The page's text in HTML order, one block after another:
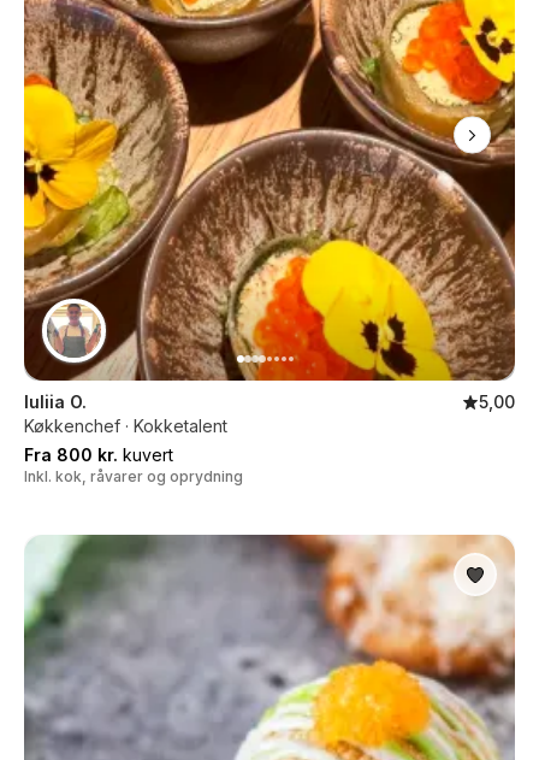
Iuliia O.
5,00
Køkkenchef · Kokketalent
Fra 800 kr. kuvert
Inkl. kok, råvarer og oprydning